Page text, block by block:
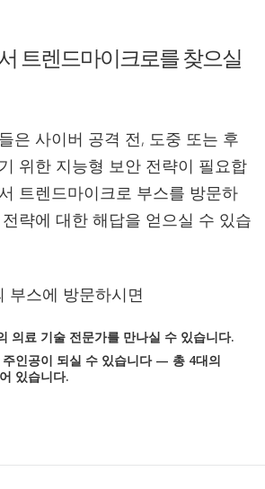
트렌드마이크로를 찾으실
은 사이버 공격 전, 도중 또는 후
위한 지능형 보안 전략이 필요합
트렌드마이크로 부스를 방문하
략에 대한 해답을 얻으실 수 있습
부스에 방문하시면
의료 기술 전문가를 만나실 수 있습니다.
인공이 되실 수 있습니다 — 총 4대의
있습니다.